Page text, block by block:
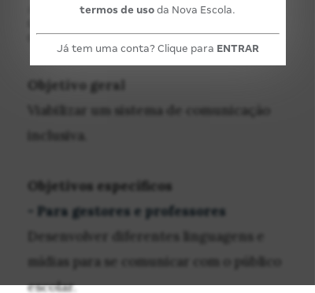
termos de uso da Nova Escola.
Já tem uma conta? Clique para ENTRAR
01 de Dezembro de 2011
Objetivo geral
Viabilizar um sistema de comunicação
inclusiva.
Objetivos específicos
- Para gestores e professores
Desenvolver diferentes linguagens e
mídias para se comunicar com o público
escolar.